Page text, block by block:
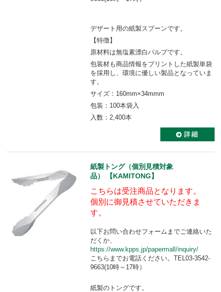
デザート用の紙製スプーンです。
【特徴】
原材料は無塩素漂白パルプです。
包装材も商品情報をプリントした紙製単袋
を採用し、環境に優しい製品となっていま
す。
サイズ：160mm×34mmm
包装：100本袋入
入数：2,400本
紙製トング（個別見積対象
品） 【KAMITONG】
こちらは受注商品となります。
個別に御見積させていただきま
す。
以下お問い合わせフォームまでご連絡いた
だくか、
https://www.kpps.jp/papermall/inquiry/
こちらまでお電話ください。TEL03-3542-
9663(10時～17時）
紙製のトングです。